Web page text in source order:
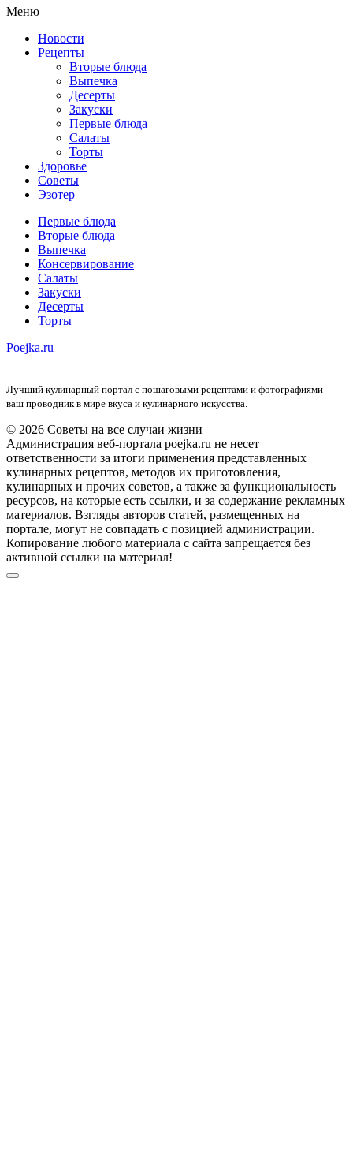
Меню
Новости
Рецепты
Вторые блюда
Выпечка
Десерты
Закуски
Первые блюда
Салаты
Торты
Здоровье
Советы
Эзотер
Первые блюда
Вторые блюда
Выпечка
Консервирование
Салаты
Закуски
Десерты
Торты
Poejka.ru
Лучший кулинарный портал с пошаговыми рецептами и фотографиями —
ваш проводник в мире вкуса и кулинарного искусства.
© 2026 Советы на все случаи жизни
Администрация веб-портала poejka.ru не несет
ответственности за итоги применения представленных
кулинарных рецептов, методов их приготовления,
кулинарных и прочих советов, а также за функциональность
ресурсов, на которые есть ссылки, и за содержание рекламных
материалов. Взгляды авторов статей, размещенных на
портале, могут не совпадать с позицией администрации.
Копирование любого материала с сайта запрещается без
активной ссылки на материал!